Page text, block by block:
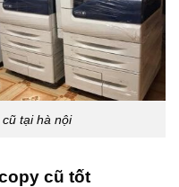
tại hà nội
cũ tốt